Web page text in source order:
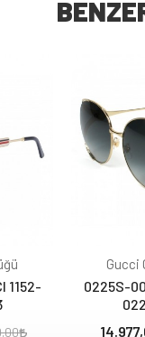
1152-
Gucci
0225S-